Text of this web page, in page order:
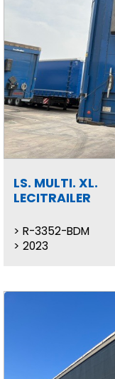
LS. MULTI. XL.
LECITRAILER
R-3352-BDM
2023